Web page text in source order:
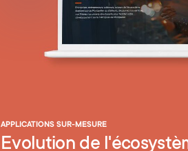
APPLICATIONS SUR-MESURE
Evolution de